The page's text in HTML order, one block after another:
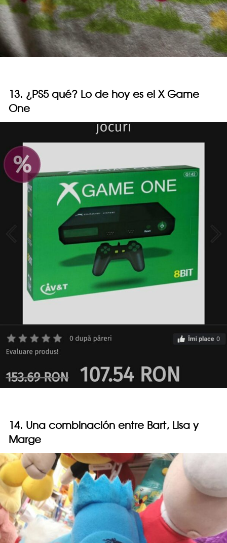
13. ¿PS5 qué? Lo de hoy es el X Game
One
14. Una combinación entre Bart, Lisa y
Marge